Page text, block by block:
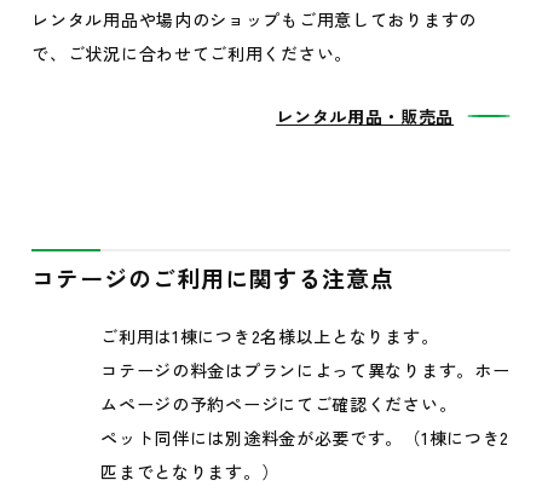
レンタル用品や場内のショップもご用意しておりますの
で、ご状況に合わせてご利用ください。
レンタル用品・販売品
コテージのご利用に関する注意点
ご利用は1棟につき2名様以上となります。
コテージの料金はプランによって異なります。ホー
ムページの予約ページにてご確認ください。
ペット同伴には別途料金が必要です。（1棟につき2
匹までとなります。）